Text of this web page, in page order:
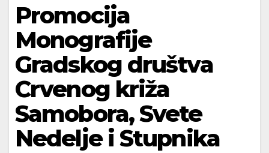
Promocija
Monografije
Gradskog društva
Crvenog križa
Samobora, Svete
Nedelje i Stupnika